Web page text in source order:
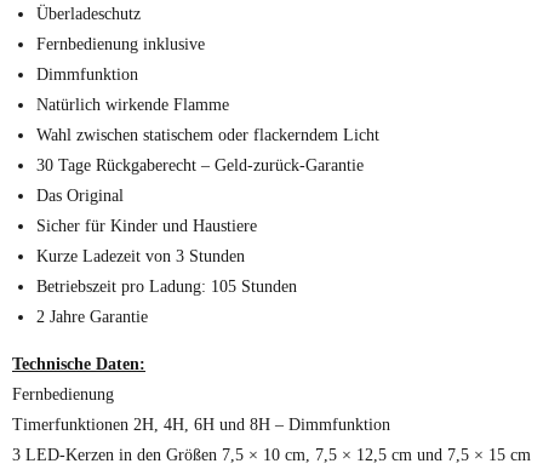
Überladeschutz
Fernbedienung inklusive
Dimmfunktion
Natürlich wirkende Flamme
Wahl zwischen statischem oder flackerndem Licht
30 Tage Rückgaberecht – Geld-zurück-Garantie
Das Original
Sicher für Kinder und Haustiere
Kurze Ladezeit von 3 Stunden
Betriebszeit pro Ladung: 105 Stunden
2 Jahre Garantie
Technische Daten:
Fernbedienung
Timerfunktionen 2H, 4H, 6H und 8H – Dimmfunktion
3 LED-Kerzen in den Größen 7,5 × 10 cm, 7,5 × 12,5 cm und 7,5 × 15 cm